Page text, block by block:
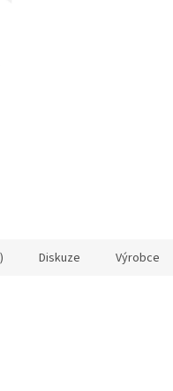
Diskuze Výrobce